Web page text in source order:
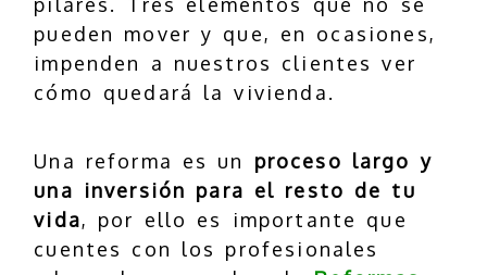
pueden mover y que, en ocasiones,
impenden a nuestros clientes ver
cómo quedará la vivienda.
Una reforma es un proceso largo y
una inversión para el resto de tu
vida, por ello es importante que
cuentes con los profesionales